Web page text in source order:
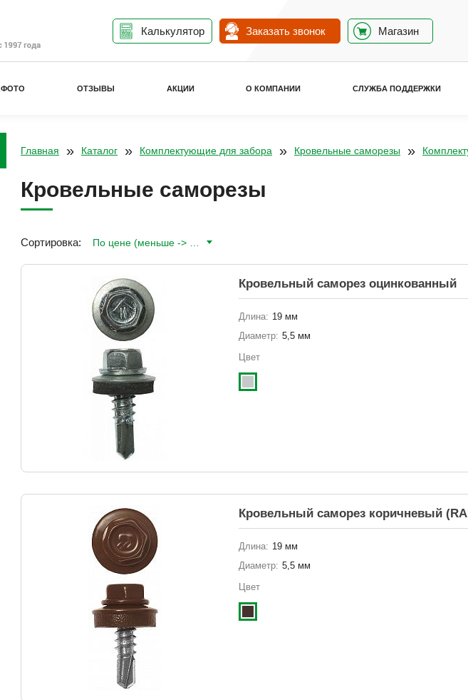
Калькулятор Заказать звонок Магазин
ФОТО ОТЗЫВЫ АКЦИИ О КОМПАНИИ СЛУЖБА ПОДДЕРЖКИ
Главная » Каталог » Комплектующие для забора » Кровельные саморезы »
Кровельные саморезы
Сортировка:
Кровельный саморез оцинкованный
Длина: 19 мм
Диаметр: 5,5 мм
Цвет
Кровельный саморез коричневый
Длина: 19 мм
Диаметр: 5,5 мм
Цвет